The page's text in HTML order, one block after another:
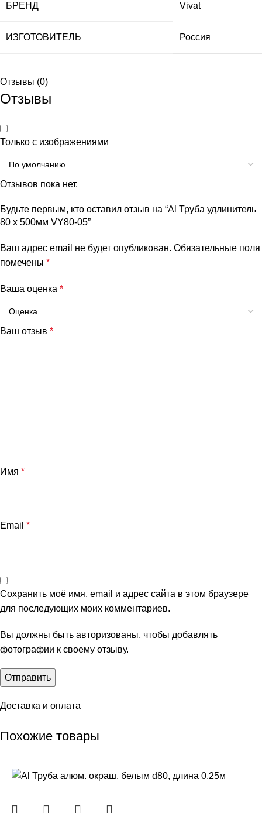
БРЕНД Vivat
ИЗГОТОВИТЕЛЬ Россия
Отзывы (0)
Отзывы
Только с изображениями
Отзывов пока нет.
Будьте первым, кто оставил отзыв на “Al Труба удлинитель
80 х 500мм VY80-05”
Ваш адрес email не будет опубликован. Обязательные поля
помечены *
Ваша оценка *
Ваш отзыв *
Имя *
Email *
Сохранить моё имя, email и адрес сайта в этом браузере
для последующих моих комментариев.
Вы должны быть авторизованы, чтобы добавлять
фотографии к своему отзыву.
Доставка и оплата
Похожие товары